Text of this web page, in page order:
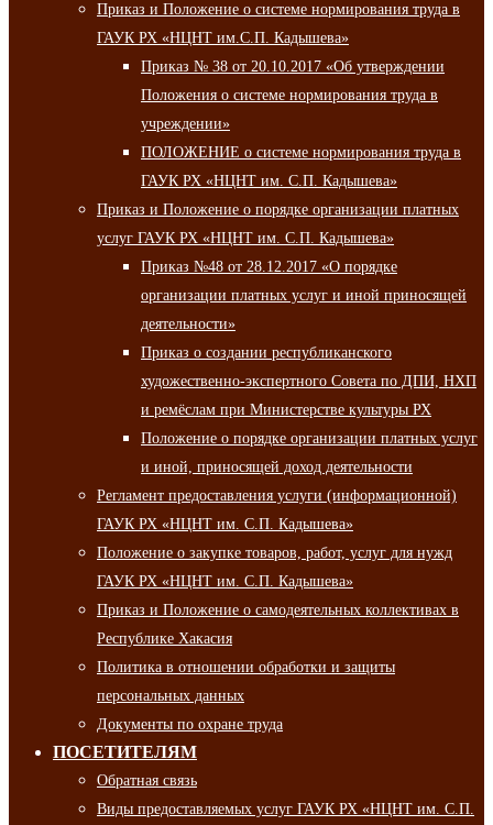
Приказ и Положение о системе нормирования труда в
ГАУК РХ «НЦНТ им.С.П. Кадышева»
Приказ № 38 от 20.10.2017 «Об утверждении
Положения о системе нормирования труда в
учреждении»
ПОЛОЖЕНИЕ о системе нормирования труда в
ГАУК РХ «НЦНТ им. С.П. Кадышева»
Приказ и Положение о порядке организации платных
услуг ГАУК РХ «НЦНТ им. С.П. Кадышева»
Приказ №48 от 28.12.2017 «О порядке
организации платных услуг и иной приносящей
деятельности»
Приказ о создании республиканского
художественно-экспертного Совета по ДПИ, НХП
и ремёслам при Министерстве культуры РХ
Положение о порядке организации платных услуг
и иной, приносящей доход деятельности
Регламент предоставления услуги (информационной)
ГАУК РХ «НЦНТ им. С.П. Кадышева»
Положение о закупке товаров, работ, услуг для нужд
ГАУК РХ «НЦНТ им. С.П. Кадышева»
Приказ и Положение о самодеятельных коллективах в
Республике Хакасия
Политика в отношении обработки и защиты
персональных данных
Документы по охране труда
ПОСЕТИТЕЛЯМ
Обратная связь
Виды предоставляемых услуг ГАУК РХ «НЦНТ им. С.П.